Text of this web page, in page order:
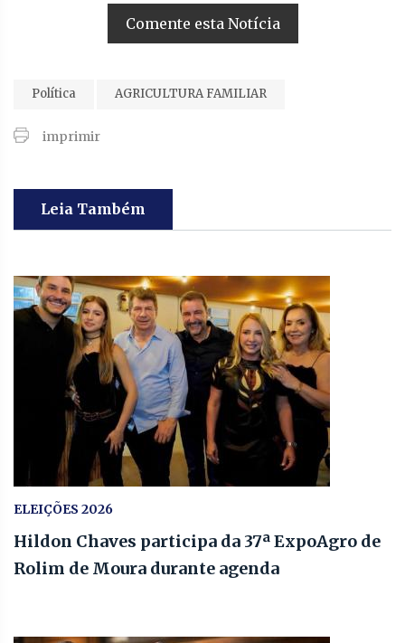
Comente esta Notícia
Política AGRICULTURA FAMILIAR
imprimir
Leia Também
ELEIÇÕES 2026
Hildon Chaves participa da 37ª ExpoAgro de
Rolim de Moura durante agenda